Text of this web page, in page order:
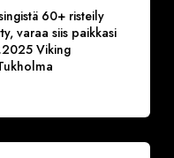
60+ risteily
varaa siis paikkasi
Viking